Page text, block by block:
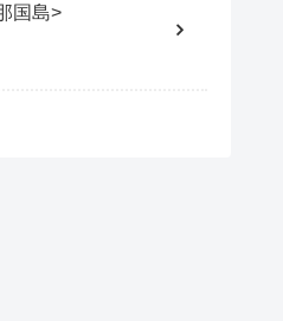
国島>